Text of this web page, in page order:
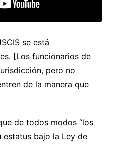
se está
[Los funcionarios de
pero no
de la manera que
de todos modos “los
estatus bajo la Ley de